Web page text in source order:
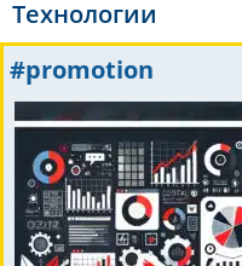
Технологии
#promotion